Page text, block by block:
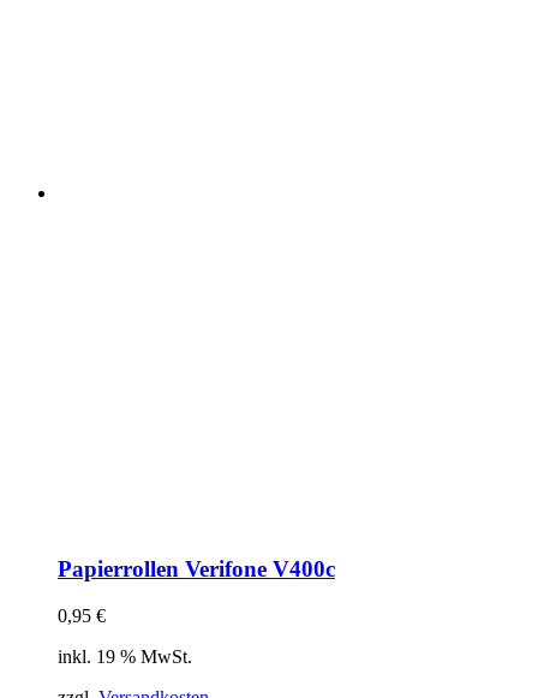
Papierrollen Verifone V400c
0,95 €
inkl. 19 % MwSt.